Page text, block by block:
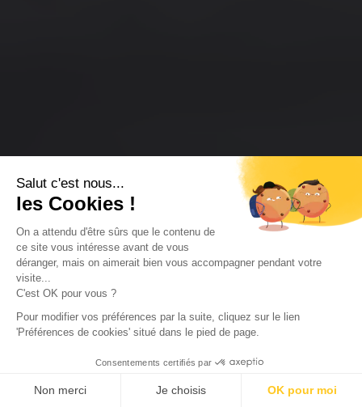
Salut c'est nous...
les Cookies !
On a attendu d'être sûrs que le contenu de
ce site vous intéresse avant de vous
déranger, mais on aimerait bien vous accompagner pendant votre
visite...
C'est OK pour vous ?
Pour modifier vos préférences par la suite, cliquez sur le lien
'Préférences de cookies' situé dans le pied de page.
Consentements certifiés par
Non merci Je choisis OK pour moi